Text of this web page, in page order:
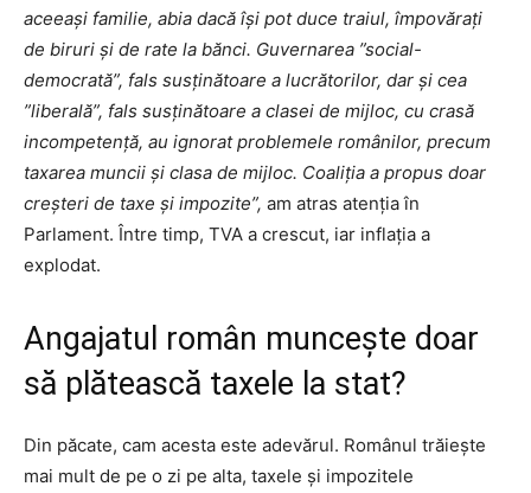
aceeaşi familie, abia dacă îşi pot duce traiul, împovăraţi
de biruri şi de rate la bănci. Guvernarea ”social-
democrată”, fals susţinătoare a lucrătorilor, dar şi cea
”liberală”, fals susţinătoare a clasei de mijloc, cu crasă
incompetenţă, au ignorat problemele românilor, precum
taxarea muncii şi clasa de mijloc. Coaliţia a propus doar
creşteri de taxe şi impozite”, am atras atenția în
Parlament. Între timp, TVA a crescut, iar inflația a
explodat.
Angajatul român muncește doar
să plătească taxele la stat?
Din păcate, cam acesta este adevărul. Românul trăiește
mai mult de pe o zi pe alta, taxele și impozitele